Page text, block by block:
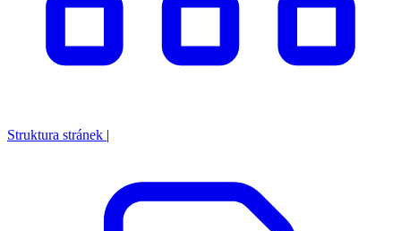
Struktura stránek |